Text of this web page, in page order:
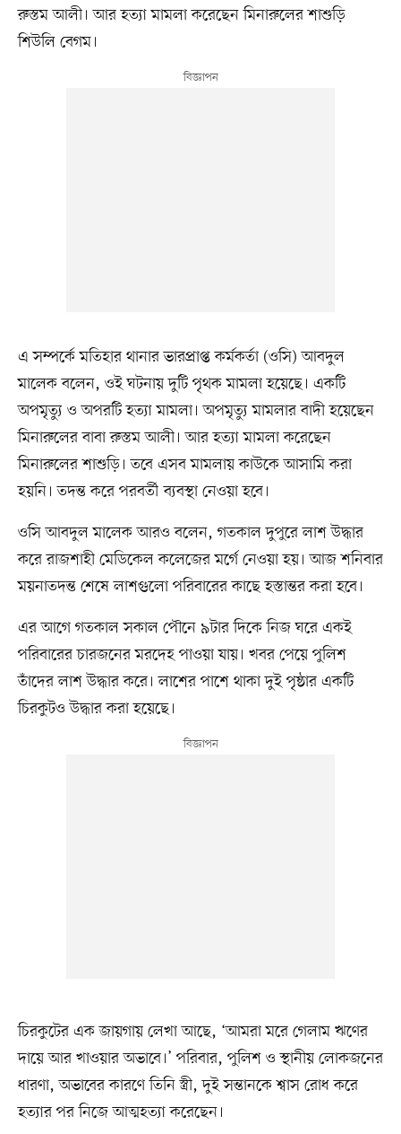
রুস্তম আলী। আর হত্যা মামলা করেছেন মিনারুলের শাশুড়ি
শিউলি বেগম।
এ সম্পর্কে মতিহার থানার ভারপ্রাপ্ত কর্মকর্তা (ওসি) আবদুল
মালেক বলেন, ওই ঘটনায় দুটি পৃথক মামলা হয়েছে। একটি
অপমৃত্যু ও অপরটি হত্যা মামলা। অপমৃত্যু মামলার বাদী হয়েছেন
মিনারুলের বাবা রুস্তম আলী। আর হত্যা মামলা করেছেন
মিনারুলের শাশুড়ি। তবে এসব মামলায় কাউকে আসামি করা
হয়নি। তদন্ত করে পরবর্তী ব্যবস্থা নেওয়া হবে।
ওসি আবদুল মালেক আরও বলেন, গতকাল দুপুরে লাশ উদ্ধার
করে রাজশাহী মেডিকেল কলেজের মর্গে নেওয়া হয়। আজ শনিবার
ময়নাতদন্ত শেষে লাশগুলো পরিবারের কাছে হস্তান্তর করা হবে।
এর আগে গতকাল সকাল পৌনে ৯টার দিকে নিজ ঘরে একই
পরিবারের চারজনের মরদেহ পাওয়া যায়। খবর পেয়ে পুলিশ
তাঁদের লাশ উদ্ধার করে। লাশের পাশে থাকা দুই পৃষ্ঠার একটি
চিরকুটও উদ্ধার করা হয়েছে।
চিরকুটের এক জায়গায় লেখা আছে, ‘আমরা মরে গেলাম ঋণের
দায়ে আর খাওয়ার অভাবে।’ পরিবার, পুলিশ ও স্থানীয় লোকজনের
ধারণা, অভাবের কারণে তিনি স্ত্রী, দুই সন্তানকে শ্বাস রোধ করে
হত্যার পর নিজে আত্মহত্যা করেছেন।